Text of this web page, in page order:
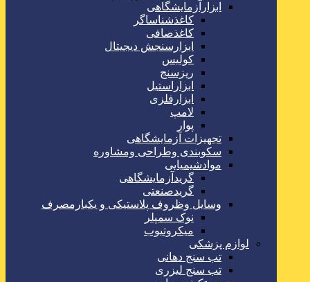
ابزارآزمایشگاهی
کاغذشناساگر
کاغذصافی
ابزارسنجش دیجیتال
کولیس
ریزسنج
ابزاراستیل
ابزارفلزی
لامپ
پوار
تجهیزات آزمایشگاهی
سکوبندی وطراحی ومشاوره
موادشیمیایی
گریدآزمایشگاهی
گریدصنعتی
وسایل وظروف پلاستیکی و یکبارمصرف
نوک سمپلر
میکروتیوب
لوازم پزشکی
تب سنج دهانی
تب سنج لیزری